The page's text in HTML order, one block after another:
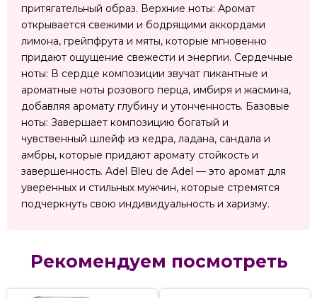
притягательный образ. Верхние ноты: Аромат
открывается свежими и бодрящими аккордами
лимона, грейпфрута и мяты, которые мгновенно
придают ощущение свежести и энергии. Сердечные
ноты: В сердце композиции звучат пикантные и
ароматные ноты розового перца, имбиря и жасмина,
добавляя аромату глубину и утонченность. Базовые
ноты: Завершает композицию богатый и
чувственный шлейф из кедра, ладана, сандала и
амбры, которые придают аромату стойкость и
завершенность. Adel Bleu de Adel — это аромат для
уверенных и стильных мужчин, которые стремятся
подчеркнуть свою индивидуальность и харизму.
Рекомендуем посмотреть